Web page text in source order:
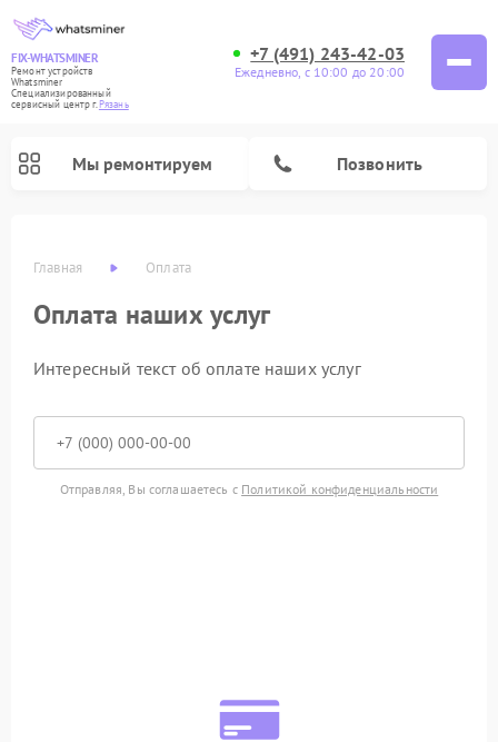
FIX-WHATSMINER
Ремонт устройств
Whatsminer
Специализированный
cервисный центр г.Рязань
+7 (491) 243-42-03
Ежедневно, с 10:00 до 20:00
Мы ремонтируем Позвонить
Главная Оплата
Оплата наших услуг
Интересный текст об оплате наших услуг
Отправляя, Вы соглашаетесь с Политикой конфиденциальности